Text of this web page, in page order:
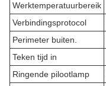
Werktemperatuurbereik
Verbindingsprotocol
Perimeter buiten.
Teken tijd in
Ringende pilootlamp